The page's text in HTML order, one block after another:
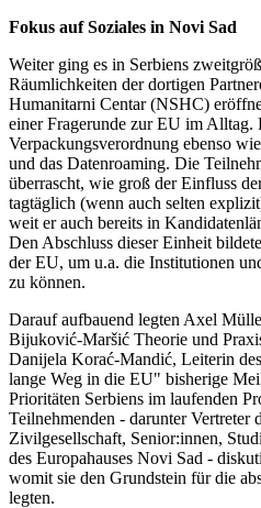
Fokus auf Soziales in Novi Sad
Weiter ging es in Serbiens
Räumlichkeiten der dortigen
Humanitarni Centar (NSHC)
einer Fragerunde zur EU im Alltag.
Verpackungsverordnung ebenso
und das Datenroaming. Die
überrascht, wie groß der Einfluss
tagtäglich (wenn auch selten
weit er auch bereits in
Den Abschluss dieser Einheit
der EU, um u.a. die Institutionen
zu können.
Darauf aufbauend legten Axel
Bijuković-Maršić Theorie und
Danijela Korać-Mandić, Leiterin
lange Weg in die EU" bisherige
Prioritäten Serbiens im laufenden
Teilnehmenden - darunter Vertreter
Zivilgesellschaft, Senior:innen,
des Europahauses Novi Sad -
womit sie den Grundstein für die
legten.